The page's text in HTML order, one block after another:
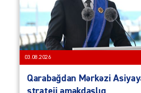
03.08.2026
Qarabağdan Mərkəzi